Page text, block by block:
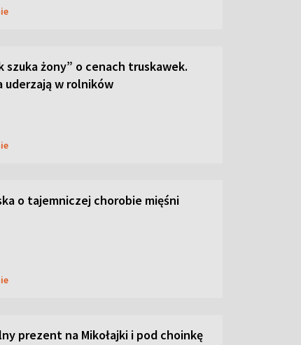
szuka żony” o cenach truskawek.
uderzają w rolników
o tajemniczej chorobie mięśni
prezent na Mikołajki i pod choinkę